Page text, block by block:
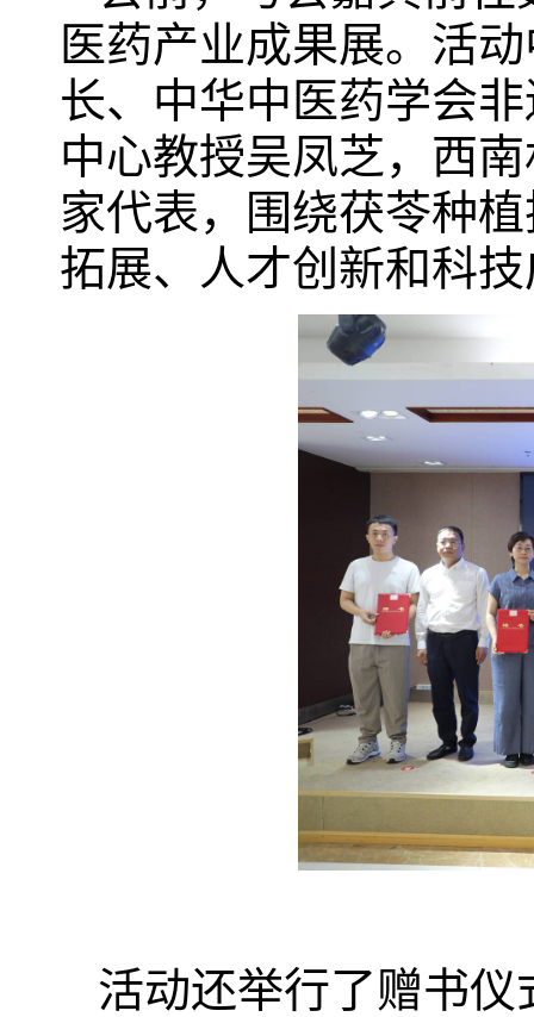
医药产业成果展。活
长、中华中医药学会
中心教授吴凤芝，西
家代表，围绕茯苓种
拓展、人才创新和科
活动还举行了赠书